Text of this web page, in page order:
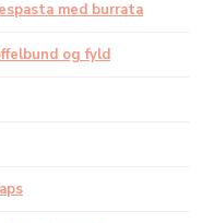
med burrata
og fyld